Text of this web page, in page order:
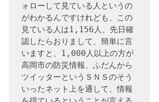
ォローして見ている人というの
がわかるんですけれども、この
見ている人は1,156人、先日確
認したらおりまして、簡単に言
いますと、1,000人以上の方が
高岡市の防災情報、ふだんから
ツイッターというＳＮＳのそう
いったネット上を通して、情報